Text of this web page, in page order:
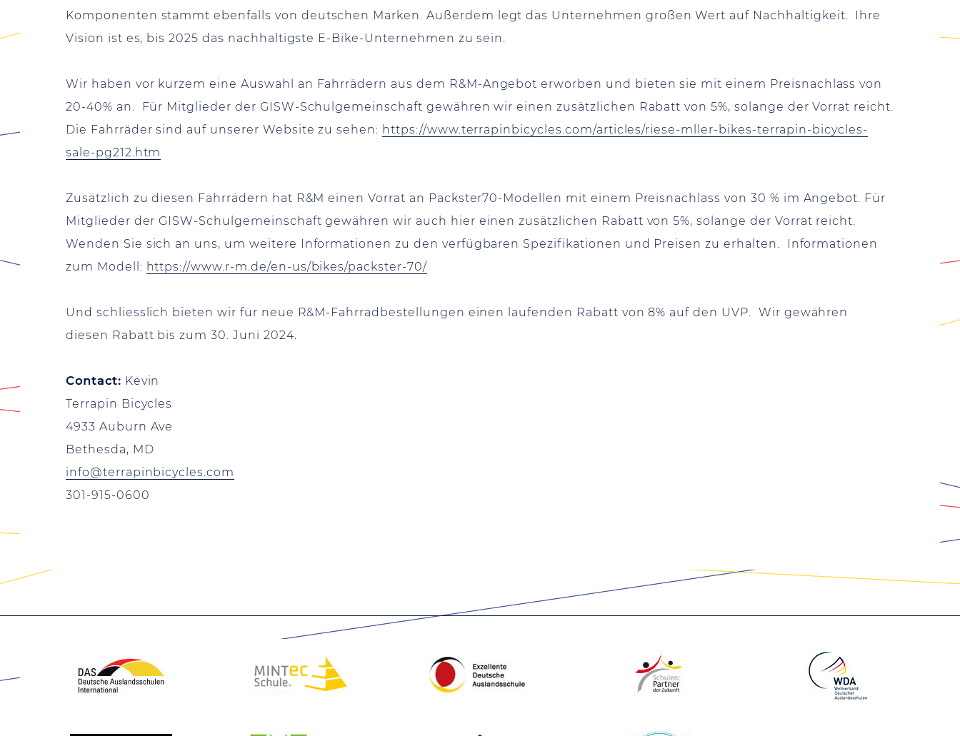
Komponenten stammt ebenfalls von deutschen Marken. Außerdem legt das Unternehmen großen Wert auf Nachhaltigkeit. Ihre
Vision ist es, bis 2025 das nachhaltigste E-Bike-Unternehmen zu sein.
Wir haben vor kurzem eine Auswahl an Fahrrädern aus dem R&M-Angebot erworben und bieten sie mit einem Preisnachlass von
20-40% an. Für Mitglieder der GISW-Schulgemeinschaft gewähren wir einen zusätzlichen Rabatt von 5%, solange der Vorrat reicht.
Die Fahrräder sind auf unserer Website zu sehen: https://www.terrapinbicycles.com/articles/riese-mller-bikes-terrapin-bicycles-
sale-pg212.htm
Zusätzlich zu diesen Fahrrädern hat R&M einen Vorrat an Packster70-Modellen mit einem Preisnachlass von 30 % im Angebot. Für
Mitglieder der GISW-Schulgemeinschaft gewähren wir auch hier einen zusätzlichen Rabatt von 5%, solange der Vorrat reicht.
Wenden Sie sich an uns, um weitere Informationen zu den verfügbaren Spezifikationen und Preisen zu erhalten. Informationen
zum Modell: https://www.r-m.de/en-us/bikes/packster-70/
Und schliesslich bieten wir für neue R&M-Fahrradbestellungen einen laufenden Rabatt von 8% auf den UVP. Wir gewähren
diesen Rabatt bis zum 30. Juni 2024.
Contact: Kevin
Terrapin Bicycles
4933 Auburn Ave
Bethesda, MD
info@terrapinbicycles.com
301-915-0600